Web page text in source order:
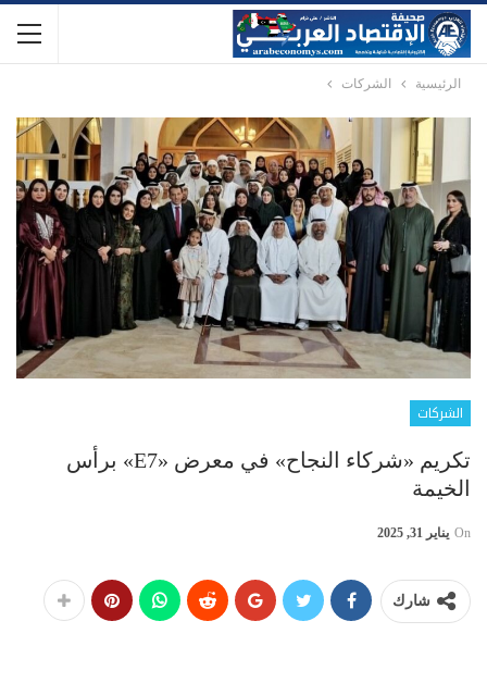
الرئيسية الشركات
الشركات
تكريم «شركاء النجاح» في معرض «E7» برأس
الخيمة
On يناير 31, 2025
شارك